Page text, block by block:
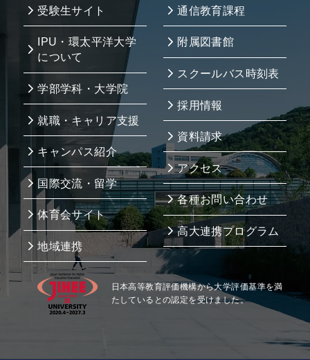
受験生サイト
IPU・環太平洋大学
について
学部学科・大学院
就職・キャリア支援
キャンパス紹介
国際交流・留学
体育会サイト
地域連携
通信教育課程
附属図書館
スクールバス時刻表
採用情報
資料請求
アクセス
各種お問い合わせ
高大連携プログラム
日本高等教育評価機構から大学評価基準を満
たしているとの認定を受けました。